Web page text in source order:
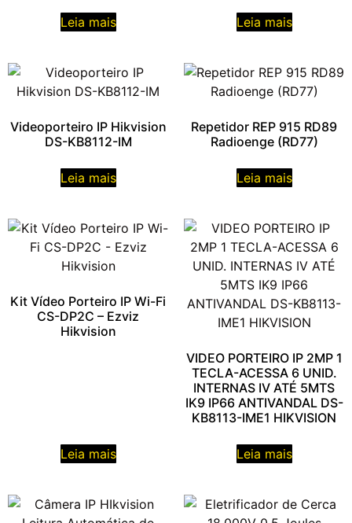
Leia mais Leia mais
Videoporteiro IP Hikvision
DS-KB8112-IM
Leia mais
Repetidor REP 915 RD89
Radioenge (RD77)
Leia mais
Kit Vídeo Porteiro IP Wi-Fi
CS-DP2C – Ezviz
Hikvision
Leia mais
VIDEO PORTEIRO IP 2MP 1
TECLA-ACESSA 6 UNID.
INTERNAS IV ATÉ 5MTS
IK9 IP66 ANTIVANDAL DS-
KB8113-IME1 HIKVISION
Leia mais